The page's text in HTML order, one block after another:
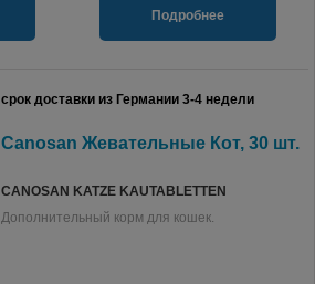
Подробнее
срок доставки из Германии 3-4 недели
Canosan Жевательные Кот, 30 шт.
CANOSAN KATZE KAUTABLETTEN
Дополнительный корм для кошек.